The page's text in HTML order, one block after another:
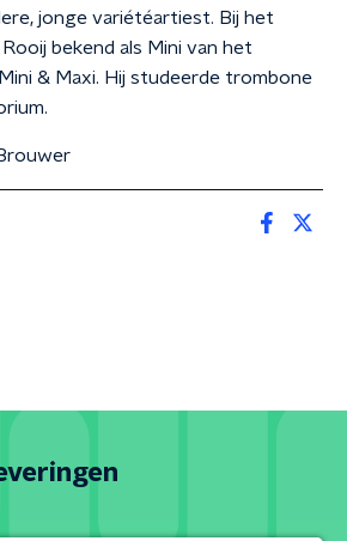
jonge variétéartiest. Bij het
bekend als Mini van het
& Maxi. Hij studeerde trombone